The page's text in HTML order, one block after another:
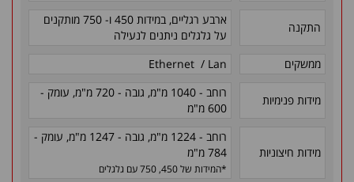
התקנה
ארבע רגליים, במידות 450 ו- 750 מותקנים
על גלגלים ניתנים לנעילה
ממשקים
Ethernet / Lan
מידות פנימיות
רוחב - 1040 מ"מ, גובה - 720 מ"מ, עומק -
600 מ"מ
מידות חיצוניות
רוחב - 1224 מ"מ, גובה - 1247 מ"מ, עומק -
784 מ"מ
*המידות של 450, 750 עם גלגלים